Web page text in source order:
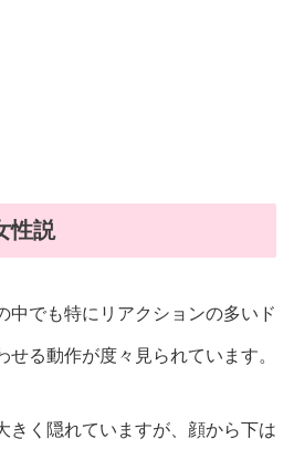
性説
中でも特にリアクションの多いド
せる動作が度々見られています。
きく隠れていますが、顔から下は